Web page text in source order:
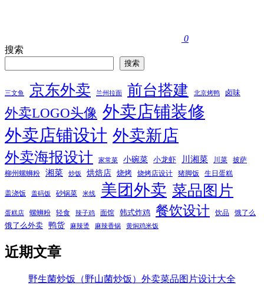
0
搜索
搜索
三文鱼 京东外卖 兰州拉面 前台搭建 北京烤鸭 卤味
外卖LOGO头像 外卖店铺装修
外卖店铺设计 外卖新店
外卖海报设计 家常菜 小碗菜 小龙虾 川湘菜 川菜
披萨
柳州螺蛳粉
湘菜 炒饭 烘焙店 烧烤 烧烤店设计 猪脚饭 生日蛋糕
盖浇饭 盖码饭 砂锅菜 米线 美团外卖 菜品图片
蛋糕店 螺蛳粉 轻食 辣子鸡 面馆 韩式炸鸡 餐饮设计 饮品 饿了么
饿了么外卖 鸭货 麻辣烫 麻辣香锅 黄焖鸡米饭
近期文章
野生菌炒饭（野山菌炒饭）外卖菜品图片设计大全